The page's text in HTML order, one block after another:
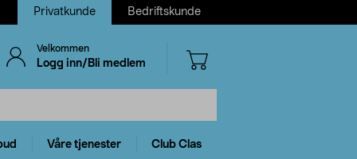
Privatkunde Bedriftskunde
Velkommen
Logg inn/Bli medlem
Våre tjenester Club Clas